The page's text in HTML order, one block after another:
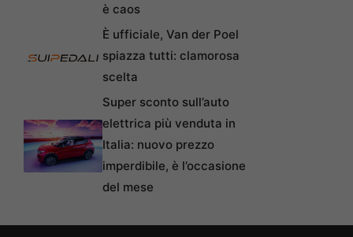
è caos
È ufficiale, Van der Poel
spiazza tutti: clamorosa
scelta
Super sconto sull’auto
elettrica più venduta in
Italia: nuovo prezzo
imperdibile, è l’occasione
del mese